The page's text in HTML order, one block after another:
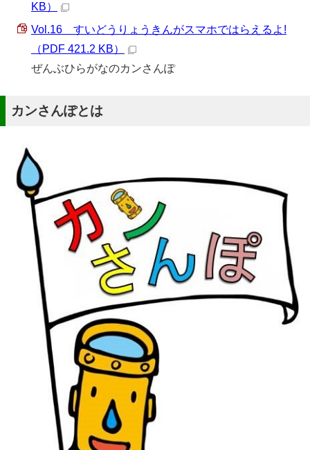
KB）
Vol.16 すいどうりょうきんがスマホではらえるよ!
（PDF 421.2 KB）
ぜんぶひらがなのカンさんぽ
カンさんぽとは